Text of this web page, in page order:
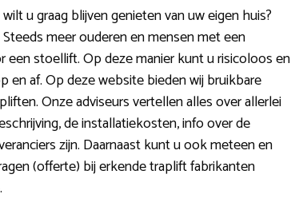
u graag blijven genieten van uw eigen huis?
meer ouderen en mensen met een
een stoellift. Op deze manier kunt u risicoloos en
en af. Op deze website bieden wij bruikbare
Onze adviseurs vertellen alles over allerlei
de installatiekosten, info over de
zijn. Daarnaast kunt u ook meteen en
(offerte) bij erkende traplift fabrikanten